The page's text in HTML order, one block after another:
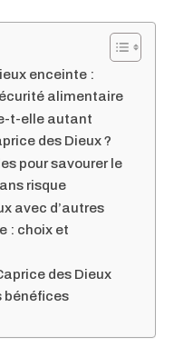
enceinte :
alimentaire
t-elle autant
des Dieux ?
pour savourer le
risque
avec d’autres
: choix et
des Dieux
bénéfices